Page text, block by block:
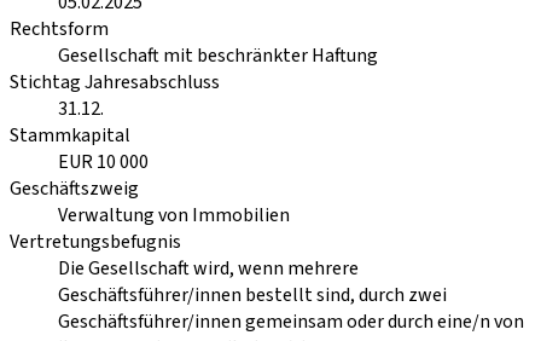
Rechtsform
Gesellschaft mit beschränkter Haftung
Stichtag Jahresabschluss
31.12.
Stammkapital
EUR 10 000
Geschäftszweig
Verwaltung von Immobilien
Vertretungsbefugnis
Die Gesellschaft wird, wenn mehrere
Geschäftsführer/innen bestellt sind, durch zwei
Geschäftsführer/innen gemeinsam oder durch eine/n von